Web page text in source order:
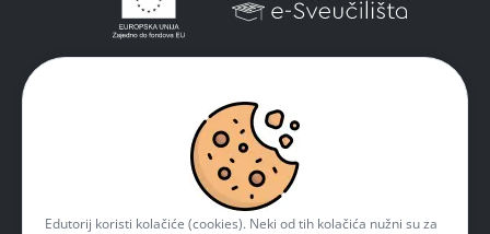
Edutorij koristi kolačiće (cookies). Neki od tih kolačića nužni su za